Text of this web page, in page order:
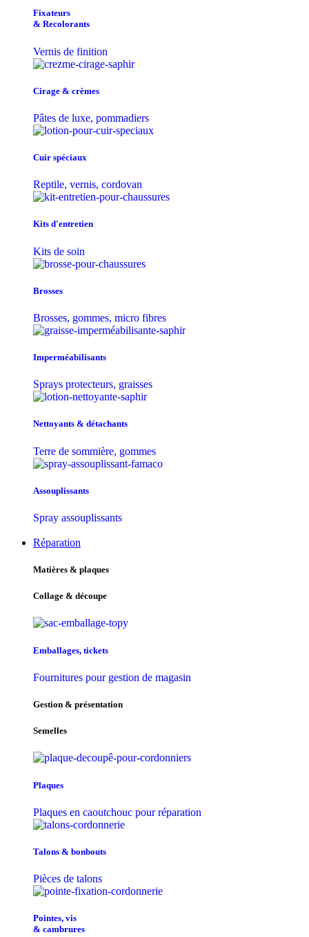
Fixateurs
& Recolorants
Vernis de finition
Cirage & crèmes
Pâtes de luxe, pommadiers
Cuir spéciaux
Reptile, vernis, cordovan
Kits d'entretien
Kits de soin
Brosses
Brosses, gommes, micro fibres
Imperméabilisants
Sprays protecteurs, graisses
Nettoyants & détachants
Terre de sommière, gommes
Assouplissants
Spray assouplissants
Réparation
Matières & plaques
Collage & découpe
Emballages, tickets
Fournitures pour gestion de magasin
Gestion & présentation
Semelles
Plaques
Plaques en caoutchouc pour réparation
Talons & bonbouts
Pièces de talons
Pointes, vis
& cambrures